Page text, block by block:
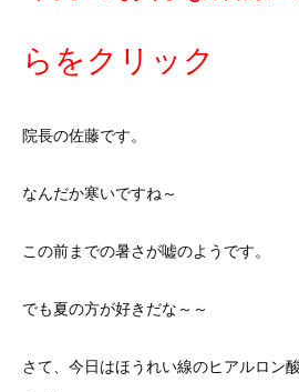
らをクリック
院長の佐藤です。
なんだか寒いですね～
この前までの暑さが嘘のようです。
でも夏の方が好きだな～～
さて、今日はほうれい線のヒアルロン